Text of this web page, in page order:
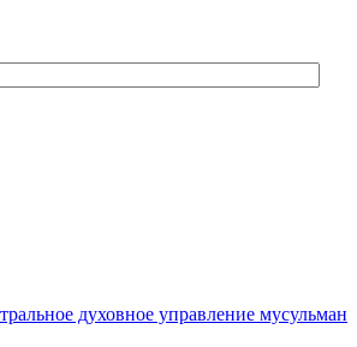
духовное управление мусульман